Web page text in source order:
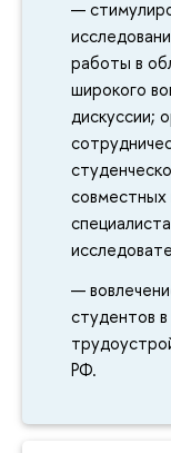
работы в
широкого
дискуссии;
студентов
РФ.